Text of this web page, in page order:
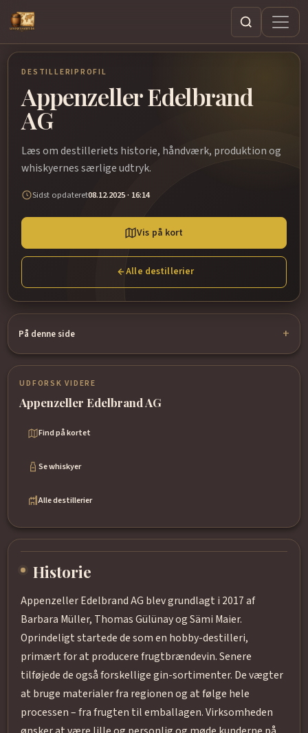
Søg
DESTILLERIPROFIL
Appenzeller Edelbrand
AG
Læs om destilleriets historie, håndværk, produktion og
whiskyernes særlige udtryk.
Sidst opdateret08.12.2025 · 16:14
Vis på kort
Alle destillerier
På denne side
UDFORSK VIDERE
Appenzeller Edelbrand AG
Find på kortet
Se whiskyer
Alle destillerier
Historie
Appenzeller Edelbrand AG blev grundlagt i 2017 af
Barbara Müller, Thomas Gülünay og Sämi Maier.
Oprindeligt startede de som en hobby-destilleri,
primært for at producere frugtbrændevin. Senere
tilføjede de også forskellige gin-sortimenter. De vægter
at bruge materialer fra regionen og at følge hele
processen – fra frugten til emballagen. Virksomheden